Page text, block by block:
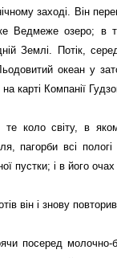
заході. Він
Ведмеже озеро; в
Землі. Потік,
океан у
карті Компанії
те коло світу, в
пагорби всі
пустки; і в його
він і знову
посеред молочно-